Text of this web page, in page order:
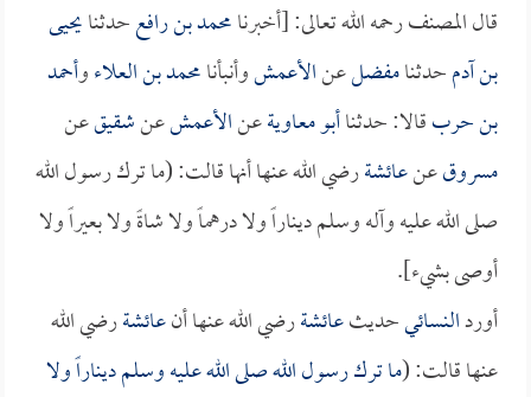
قال المصنف رحمه الله تعالى: [أخبرنامحمد بن رافعحدثنايحيى
بن آدمحدثنامفضلعنالأعمشوأنبأنامحمد بن العلاءوأحمد
بن حربقالا: حدثناأبو معاويةعنالأعمشعنشقيقعن
مسروقعنعائشةرضي الله عنها أنها قالت: (ما ترك رسول الله
صلى الله عليه وآله وسلم ديناراً ولا درهماً ولا شاةً ولا بعيراً ولا
أوصى بشيء].
أوردالنسائيحديثعائشةرضي الله عنها أنعائشةرضي الله
عنها قالت: (ما ترك رسول الله صلى الله عليه وسلم ديناراً ولا